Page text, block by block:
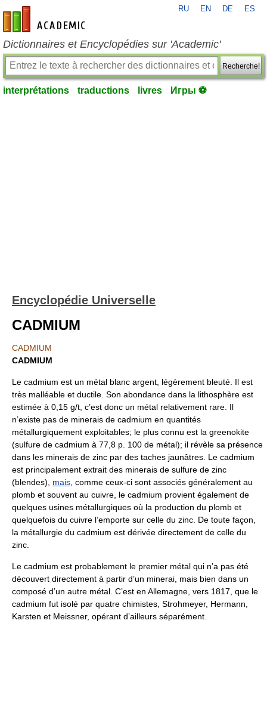
fr-academic.com
RU EN DE ES
Dictionnaires et Encyclopédies sur 'Academic'
Recherche!
interprétations traductions livres Игры ⚽
Encyclopédie Universelle
CADMIUM
CADMIUM
CADMIUM
Le cadmium est un métal blanc argent, légèrement bleuté. Il est
très malléable et ductile. Son abondance dans la lithosphère est
estimée à 0,15 g/t, c’est donc un métal relativement rare. Il
n’existe pas de minerais de cadmium en quantités
métallurgiquement exploitables; le plus connu est la greenokite
(sulfure de cadmium à 77,8 p. 100 de métal); il révèle sa présence
dans les minerais de zinc par des taches jaunâtres. Le cadmium
est principalement extrait des minerais de sulfure de zinc
(blendes), mais , comme ceux-ci sont associés généralement au
plomb et souvent au cuivre, le cadmium provient également de
quelques usines métallurgiques où la production du plomb et
quelquefois du cuivre l’emporte sur celle du zinc. De toute façon,
la métallurgie du cadmium est dérivée directement de celle du
zinc.
Le cadmium est probablement le premier métal qui n’a pas été
découvert directement à partir d’un minerai, mais bien dans un
composé d’un autre métal. C’est en Allemagne, vers 1817, que le
cadmium fut isolé par quatre chimistes, Strohmeyer, Hermann,
Karsten et Meissner, opérant d’ailleurs séparément.